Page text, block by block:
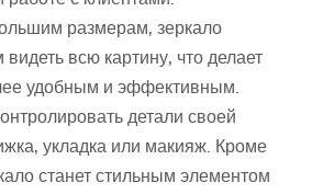
размерам, зеркало
всю картину, что делает
удобным и эффективным.
детали своей
укладка или макияж. Кроме
станет стильным элементом